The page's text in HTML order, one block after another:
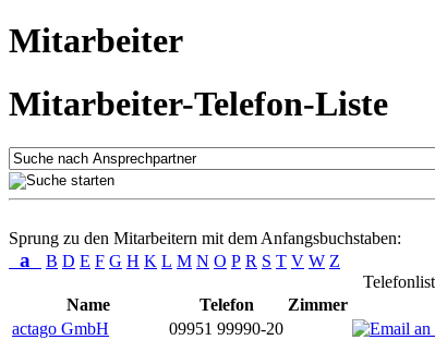
Mitarbeiter
Mitarbeiter-Telefon-Liste
Sprung zu den Mitarbeitern mit dem Anfangsbuchstaben:
a B D E F G H K L M N O P R S T V W Z
Name
Telefon Zimmer
actago GmbH
09951 99990-20